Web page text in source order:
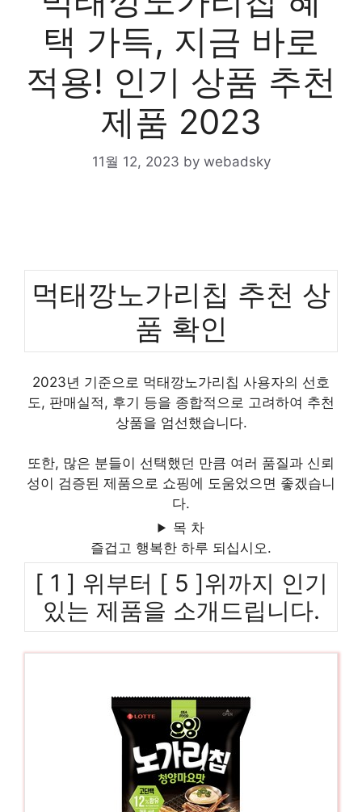
택 가득, 지금 바로
적용! 인기 상품 추천
제품 2023
11월 12, 2023 by webadsky
먹태깡노가리칩 추천 상
품 확인
2023년 기준으로 먹태깡노가리칩 사용자의 선호
도, 판매실적, 후기 등을 종합적으로 고려하여 추천
상품을 엄선했습니다.
또한, 많은 분들이 선택했던 만큼 여러 품질과 신뢰
성이 검증된 제품으로 쇼핑에 도움었으면 좋겠습니
다.
목 차
즐겁고 행복한 하루 되십시오.
[ 1 ] 위부터 [ 5 ]위까지 인기
있는 제품을 소개드립니다.